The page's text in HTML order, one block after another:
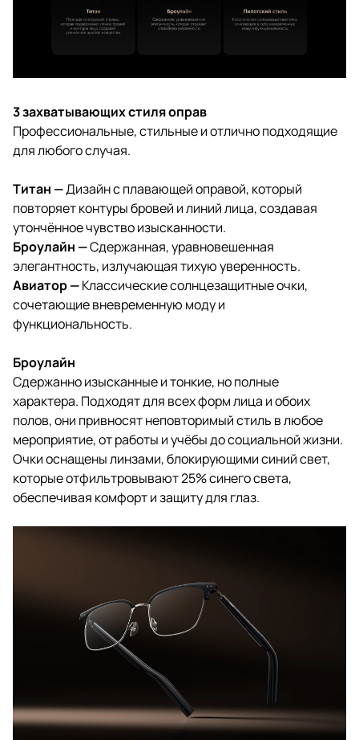
3 захватывающих стиля оправ
Профессиональные, стильные и отлично подходящие
для любого случая.
Титан —Дизайн с плавающей оправой, который
повторяет контуры бровей и линий лица, создавая
утончённое чувство изысканности.
Броулайн —Сдержанная, уравновешенная
элегантность, излучающая тихую уверенность.
Авиатор —Классические солнцезащитные очки,
сочетающие вневременную моду и
функциональность.
Броулайн
Сдержанно изысканные и тонкие, но полные
характера. Подходят для всех форм лица и обоих
полов, они привносят неповторимый стиль в любое
мероприятие, от работы и учёбы до социальной жизни.
Очки оснащены линзами, блокирующими синий свет,
которые отфильтровывают 25% синего света,
обеспечивая комфорт и защиту для глаз.